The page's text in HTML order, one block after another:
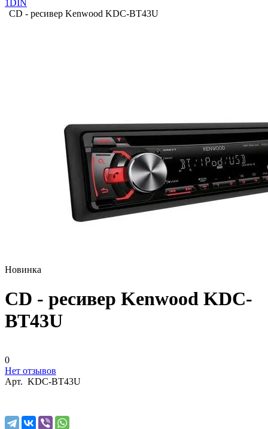
1DIN
CD - ресивер Kenwood KDC-BT43U
Новинка
CD - ресивер Kenwood KDC-
BT43U
0
Нет отзывов
Арт. KDC-BT43U